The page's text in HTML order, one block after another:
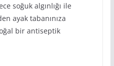
soğuk algınlığı ile
ayak tabanınıza
bir antiseptik